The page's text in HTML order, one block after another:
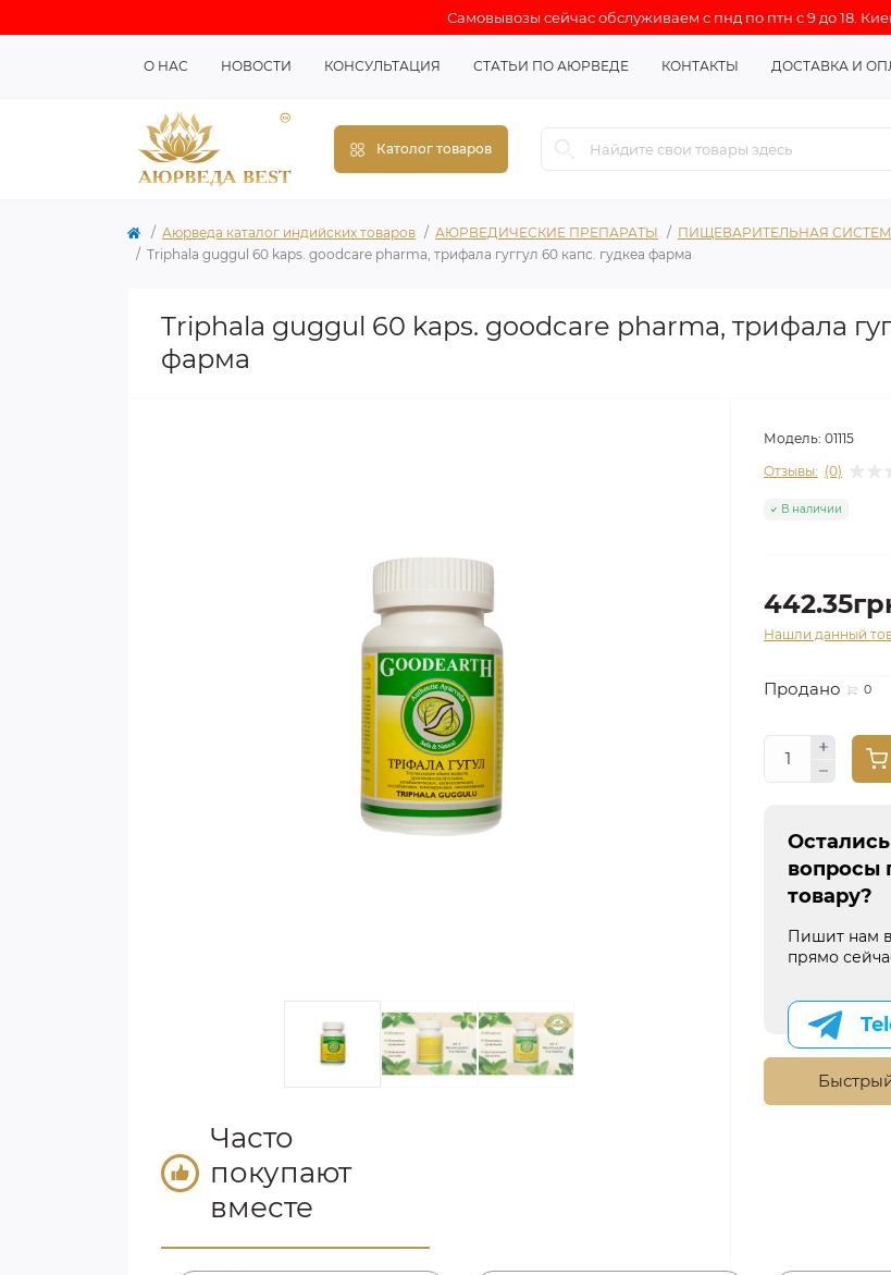
Самовывозы сейчас обслуживаем с пнд по птн с 9 до 18.
О НАС НОВОСТИ КОНСУЛЬТАЦИЯ СТАТЬИ ПО АЮРВЕДЕ КОНТАКТЫ ДОСТАВКА И
Католог товаров
Аюрведа каталог индийских товаров АЮРВЕДИЧЕСКИЕ ПРЕПАРАТЫ
ПИЩЕВАРИТЕЛЬНАЯ
Triphala guggul 60 kaps. goodcare pharma, трифала гуггул 60 капс. гудкеа фарма
Triphala guggul 60 kaps. goodcare pharma, трифала
фарма
Часто
покупают
вместе
Модель: 01115
Отзывы: (0)
В наличии
Нашли данный
Продано 0
Остались
вопросы
товару?
Пишит нам
прямо